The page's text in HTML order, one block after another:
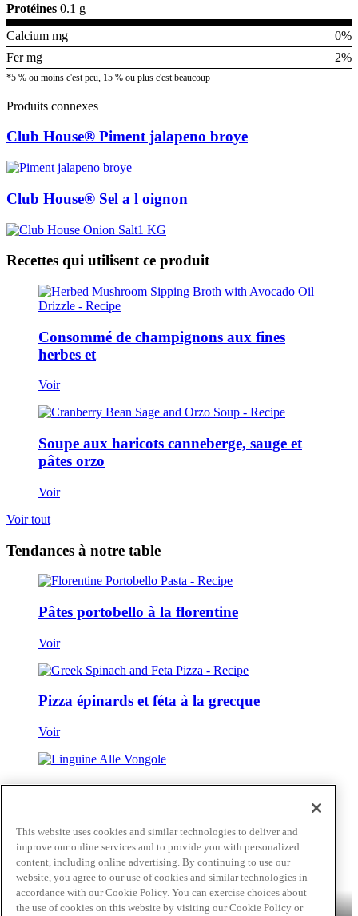
Protéines 0.1 g
Calcium mg
0%
Fer mg
2%
*5 % ou moins c'est peu, 15 % ou plus c'est beaucoup
Produits connexes
Club House® Piment jalapeno broye
Club House® Sel a l oignon
Recettes qui utilisent ce produit
Consommé de champignons aux fines
herbes et
Voir
Soupe aux haricots canneberge, sauge et
pâtes orzo
Voir
Voir tout
Tendances à notre table
Pâtes portobello à la florentine
Voir
Pizza épinards et féta à la grecque
Voir
Linguine Alle Vongole
Voir tout
Passer au contenu principal(Skip)
Produits Billy Bee® Cattlemen's® Club House® About Franks®
This website uses cookies and similar technologies to deliver and
improve our online services and to provide you with personalized
content, including online advertising. By continuing to use our
website, you agree to our use of cookies and similar technologies in
accordance with our Cookie Policy. You can exercise choices about
the use of cookies on this website by visiting our Cookie Policy or